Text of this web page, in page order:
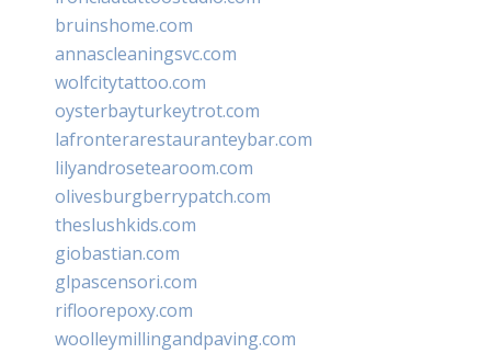
bruinshome.com
annascleaningsvc.com
wolfcitytattoo.com
oysterbayturkeytrot.com
lafronterarestauranteybar.com
lilyandrosetearoom.com
olivesburgberrypatch.com
theslushkids.com
giobastian.com
glpascensori.com
rifloorepoxy.com
woolleymillingandpaving.com